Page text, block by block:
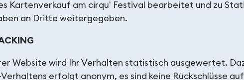
Kartenverkauf am cirqu' Festival bearbeitet und zu
an Dritte weitergegeben.
Website wird Ihr Verhalten statistisch ausgewertet.
erfolgt anonym, es sind keine Rückschlüsse